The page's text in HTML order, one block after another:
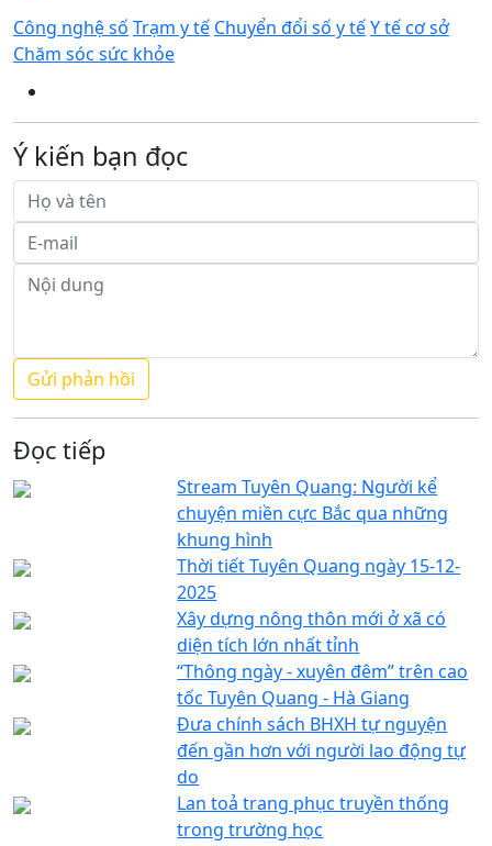
Công nghệ số Trạm y tế Chuyển đổi số y tếY tế cơ sở
Chăm sóc sức khỏe
Ý kiến bạn đọc
Đọc tiếp
Stream Tuyên Quang: Người kể
chuyện miền cực Bắc qua những
khung hình
Thời tiết Tuyên Quang ngày 15-12-
2025
Xây dựng nông thôn mới ở xã có
diện tích lớn nhất tỉnh
“Thông ngày - xuyên đêm” trên cao
tốc Tuyên Quang - Hà Giang
Đưa chính sách BHXH tự nguyện
đến gần hơn với người lao động tự
do
Lan toả trang phục truyền thống
trong trường học